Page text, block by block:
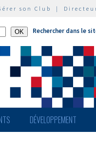
son Club |
Rechercher dans le
DÉVELOPPEMENT